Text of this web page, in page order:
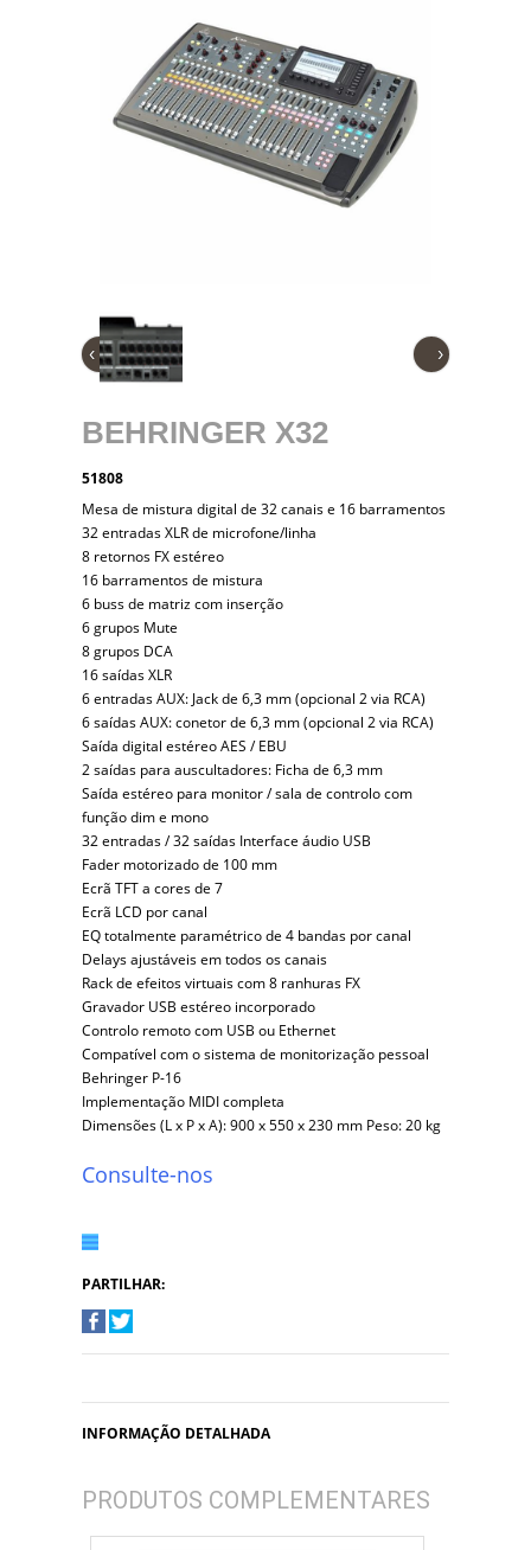
‹ ›
BEHRINGER X32
51808
Mesa de mistura digital de 32 canais e 16 barramentos
32 entradas XLR de microfone/linha
8 retornos FX estéreo
16 barramentos de mistura
6 buss de matriz com inserção
6 grupos Mute
8 grupos DCA
16 saídas XLR
6 entradas AUX: Jack de 6,3 mm (opcional 2 via RCA)
6 saídas AUX: conetor de 6,3 mm (opcional 2 via RCA)
Saída digital estéreo AES / EBU
2 saídas para auscultadores: Ficha de 6,3 mm
Saída estéreo para monitor / sala de controlo com
função dim e mono
32 entradas / 32 saídas Interface áudio USB
Fader motorizado de 100 mm
Ecrã TFT a cores de 7
Ecrã LCD por canal
EQ totalmente paramétrico de 4 bandas por canal
Delays ajustáveis em todos os canais
Rack de efeitos virtuais com 8 ranhuras FX
Gravador USB estéreo incorporado
Controlo remoto com USB ou Ethernet
Compatível com o sistema de monitorização pessoal
Behringer P-16
Implementação MIDI completa
Dimensões (L x P x A): 900 x 550 x 230 mm Peso: 20 kg
Consulte-nos
PARTILHAR:
INFORMAÇÃO DETALHADA
PRODUTOS COMPLEMENTARES